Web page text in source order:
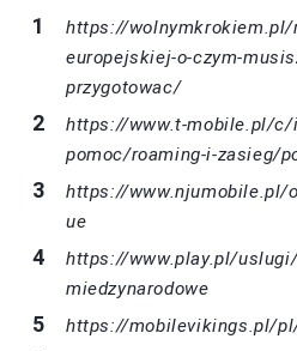
https://wolnymkrokiem.pl/
europejskiej-o-czym-
przygotowac/
https://www.t-mobile.pl/c/
pomoc/roaming-i-zasieg/
https://www.njumobile.pl/
ue
https://www.play.pl/
miedzynarodowe
https://mobilevikings.pl/